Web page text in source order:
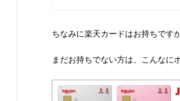
ちなみに楽天カードはお持ちです
まだお持ちでない方は、こんなに